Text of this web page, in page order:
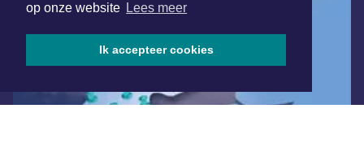
op onze website Lees meer
Ik accepteer cookies